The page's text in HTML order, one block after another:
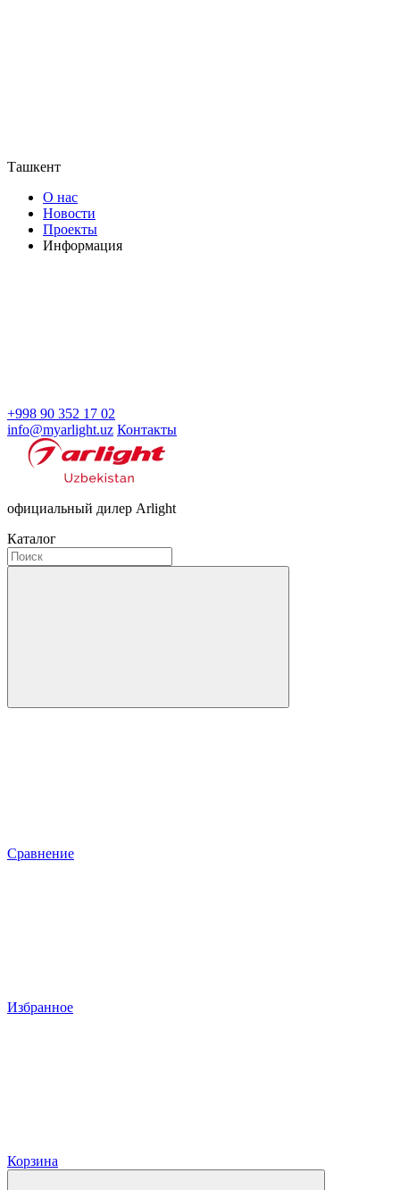
Ташкент
О нас
Новости
Проекты
Информация
+998 90 352 17 02
info@myarlight.uz Контакты
официальный дилер Arlight
Каталог
Сравнение
Избранное
Корзина